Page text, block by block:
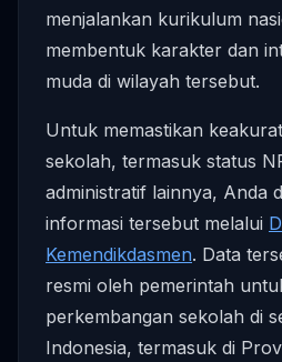
menjalankan kurikulum
membentuk karakter dan
muda di wilayah tersebut.
Untuk memastikan
sekolah, termasuk status
administratif lainnya, Anda
informasi tersebut melalui
Kemendikdasmen. Data
resmi oleh pemerintah
perkembangan sekolah di
Indonesia, termasuk di